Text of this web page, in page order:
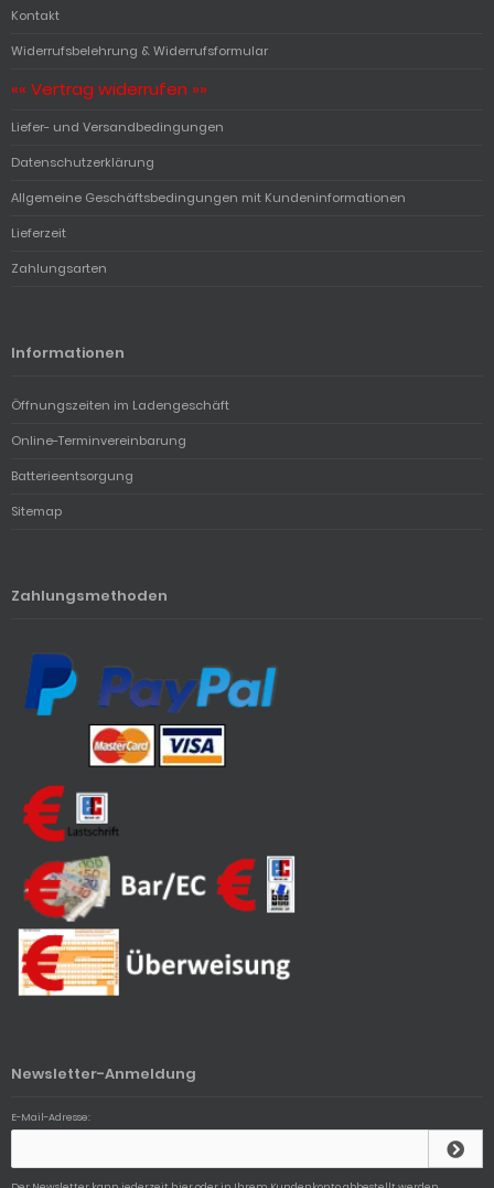
Kontakt
Widerrufsbelehrung & Widerrufsformular
«« Vertrag widerrufen »»
Liefer- und Versandbedingungen
Datenschutzerklärung
Allgemeine Geschäftsbedingungen mit Kundeninformationen
Lieferzeit
Zahlungsarten
Informationen
Öffnungszeiten im Ladengeschäft
Online-Terminvereinbarung
Batterieentsorgung
Sitemap
Zahlungsmethoden
Newsletter-Anmeldung
E-Mail-Adresse: